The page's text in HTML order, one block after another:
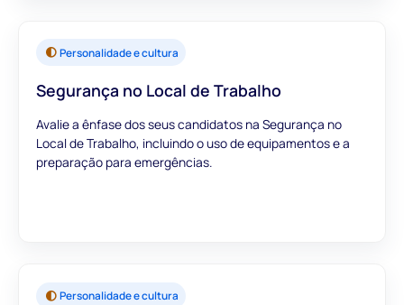
Personalidade e cultura
Segurança no Local de Trabalho
Avalie a ênfase dos seus candidatos na Segurança no
Local de Trabalho, incluindo o uso de equipamentos e a
preparação para emergências.
Personalidade e cultura